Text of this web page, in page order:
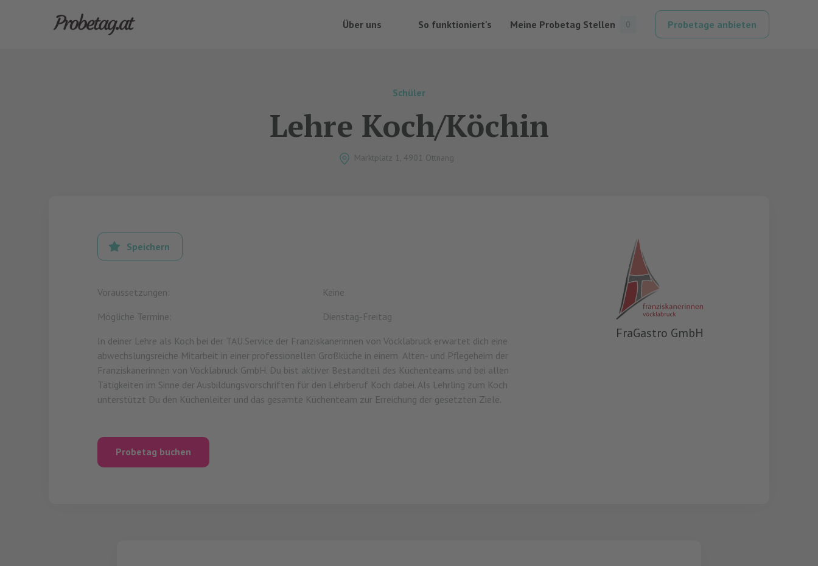
Über uns So funktioniert's Meine Probetag Stellen 0 Probetage anbieten
Schüler
Lehre Koch/Köchin
Marktplatz 1, 4901 Ottnang
Speichern
Voraussetzungen:
Keine
Mögliche Termine:
Dienstag-Freitag
In deiner Lehre als Koch bei der TAU.Service der Franziskanerinnen von Vöcklabruck erwartet dich eine
abwechslungsreiche Mitarbeit in einer professionellen Großküche in einem Alten- und Pflegeheim der
Franziskanerinnen von Vöcklabruck GmbH. Du bist aktiver Bestandteil des Küchenteams und bei allen
Tätigkeiten im Sinne der Ausbildungsvorschriften für den Lehrberuf Koch dabei. Als Lehrling zum Koch
unterstützt Du den Küchenleiter und das gesamte Küchenteam zur Erreichung der gesetzten Ziele.
Probetag buchen
FraGastro GmbH